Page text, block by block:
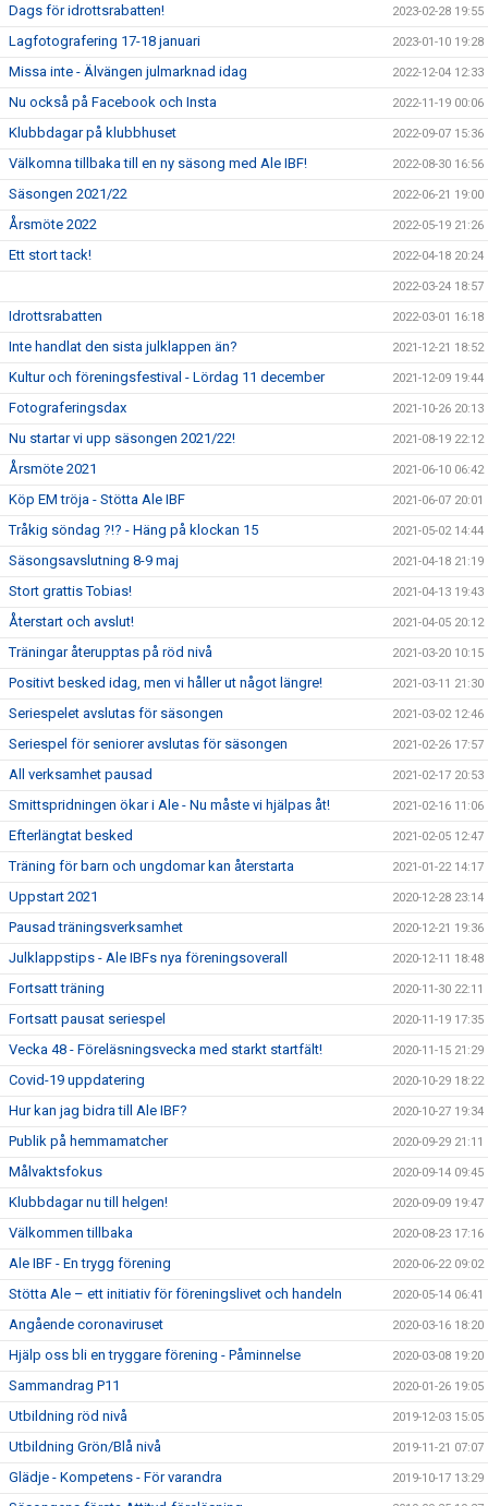
Dags för idrottsrabatten! 2023-02-28 19:55
Lagfotografering 17-18 januari 2023-01-10 19:28
Missa inte - Älvängen julmarknad idag 2022-12-04 12:33
Nu också på Facebook och Insta 2022-11-19 00:06
Klubbdagar på klubbhuset 2022-09-07 15:36
Välkomna tillbaka till en ny säsong med Ale IBF! 2022-08-30 16:56
Säsongen 2021/22 2022-06-21 19:00
Årsmöte 2022 2022-05-19 21:26
Ett stort tack! 2022-04-18 20:24
2022-03-24 18:57
Idrottsrabatten 2022-03-01 16:18
Inte handlat den sista julklappen än? 2021-12-21 18:52
Kultur och föreningsfestival - Lördag 11 december 2021-12-09 19:44
Fotograferingsdax 2021-10-26 20:13
Nu startar vi upp säsongen 2021/22! 2021-08-19 22:12
Årsmöte 2021 2021-06-10 06:42
Köp EM tröja - Stötta Ale IBF 2021-06-07 20:01
Tråkig söndag ?!? - Häng på klockan 15 2021-05-02 14:44
Säsongsavslutning 8-9 maj 2021-04-18 21:19
Stort grattis Tobias! 2021-04-13 19:43
Återstart och avslut! 2021-04-05 20:12
Träningar återupptas på röd nivå 2021-03-20 10:15
Positivt besked idag, men vi håller ut något längre! 2021-03-11 21:30
Seriespelet avslutas för säsongen 2021-03-02 12:46
Seriespel för seniorer avslutas för säsongen 2021-02-26 17:57
All verksamhet pausad 2021-02-17 20:53
Smittspridningen ökar i Ale - Nu måste vi hjälpas åt! 2021-02-16 11:06
Efterlängtat besked 2021-02-05 12:47
Träning för barn och ungdomar kan återstarta 2021-01-22 14:17
Uppstart 2021 2020-12-28 23:14
Pausad träningsverksamhet 2020-12-21 19:36
Julklappstips - Ale IBFs nya föreningsoverall 2020-12-11 18:48
Fortsatt träning 2020-11-30 22:11
Fortsatt pausat seriespel 2020-11-19 17:35
Vecka 48 - Föreläsningsvecka med starkt startfält! 2020-11-15 21:29
Covid-19 uppdatering 2020-10-29 18:22
Hur kan jag bidra till Ale IBF? 2020-10-27 19:34
Publik på hemmamatcher 2020-09-29 21:11
Målvaktsfokus 2020-09-14 09:45
Klubbdagar nu till helgen! 2020-09-09 19:47
Välkommen tillbaka 2020-08-23 17:16
Ale IBF - En trygg förening 2020-06-22 09:02
Stötta Ale – ett initiativ för föreningslivet och handeln 2020-05-14 06:41
Angående coronaviruset 2020-03-16 18:20
Hjälp oss bli en tryggare förening - Påminnelse 2020-03-08 19:20
Sammandrag P11 2020-01-26 19:05
Utbildning röd nivå 2019-12-03 15:05
Utbildning Grön/Blå nivå 2019-11-21 07:07
Glädje - Kompetens - För varandra 2019-10-17 13:29